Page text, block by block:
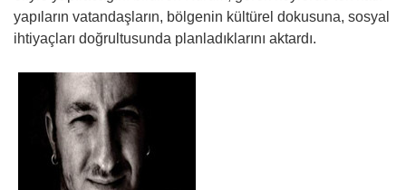
yapıların vatandaşların, bölgenin kültürel dokusuna, sosyal
ihtiyaçları doğrultusunda planladıklarını aktardı.